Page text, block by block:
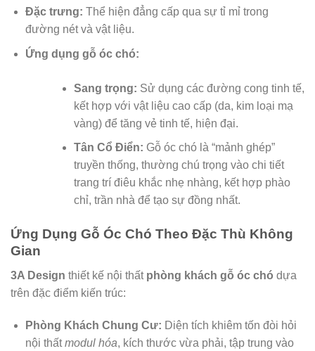
Đặc trưng: Thể hiện đẳng cấp qua sự tỉ mỉ trong
đường nét và vật liệu.
Ứng dụng gỗ óc chó:
Sang trọng: Sử dụng các đường cong tinh tế,
kết hợp với vật liệu cao cấp (da, kim loại mạ
vàng) để tăng vẻ tinh tế, hiện đại.
Tân Cổ Điển: Gỗ óc chó là “mảnh ghép”
truyền thống, thường chú trọng vào chi tiết
trang trí điêu khắc nhẹ nhàng, kết hợp phào
chỉ, trần nhà để tạo sự đồng nhất.
Ứng Dụng Gỗ Óc Chó Theo Đặc Thù Không
Gian
3A Design thiết kế nội thất phòng khách gỗ óc chó dựa
trên đặc điểm kiến trúc:
Phòng Khách Chung Cư: Diện tích khiêm tốn đòi hỏi
nội thấtmodul hóa, kích thước vừa phải, tập trung vào